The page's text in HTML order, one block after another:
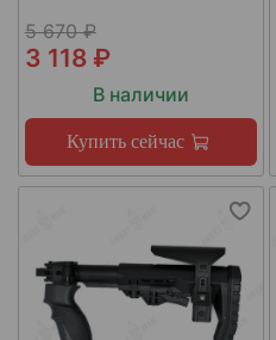
5 670 ₽
3 118 ₽
В наличии
Купить сейчас